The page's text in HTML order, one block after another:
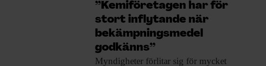
”Kemiföretagen har för
stort inflytande när
bekämpnings­medel
godkänns”
Myndigheter förlitar sig för mycket